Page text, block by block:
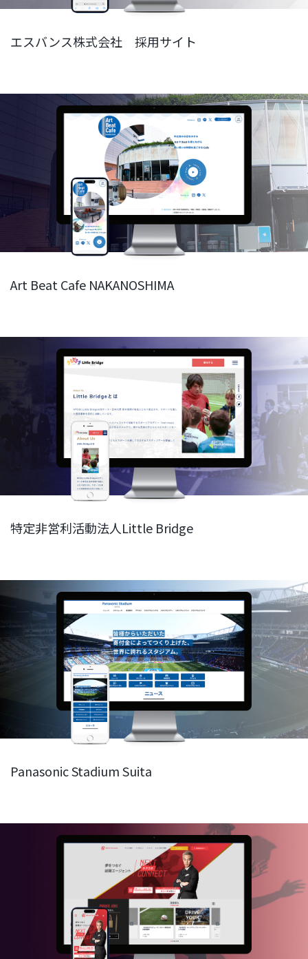
エスバンス株式会社 採用サイト
Art Beat Cafe NAKANOSHIMA
特定非営利活動法人Little Bridge
Panasonic Stadium Suita